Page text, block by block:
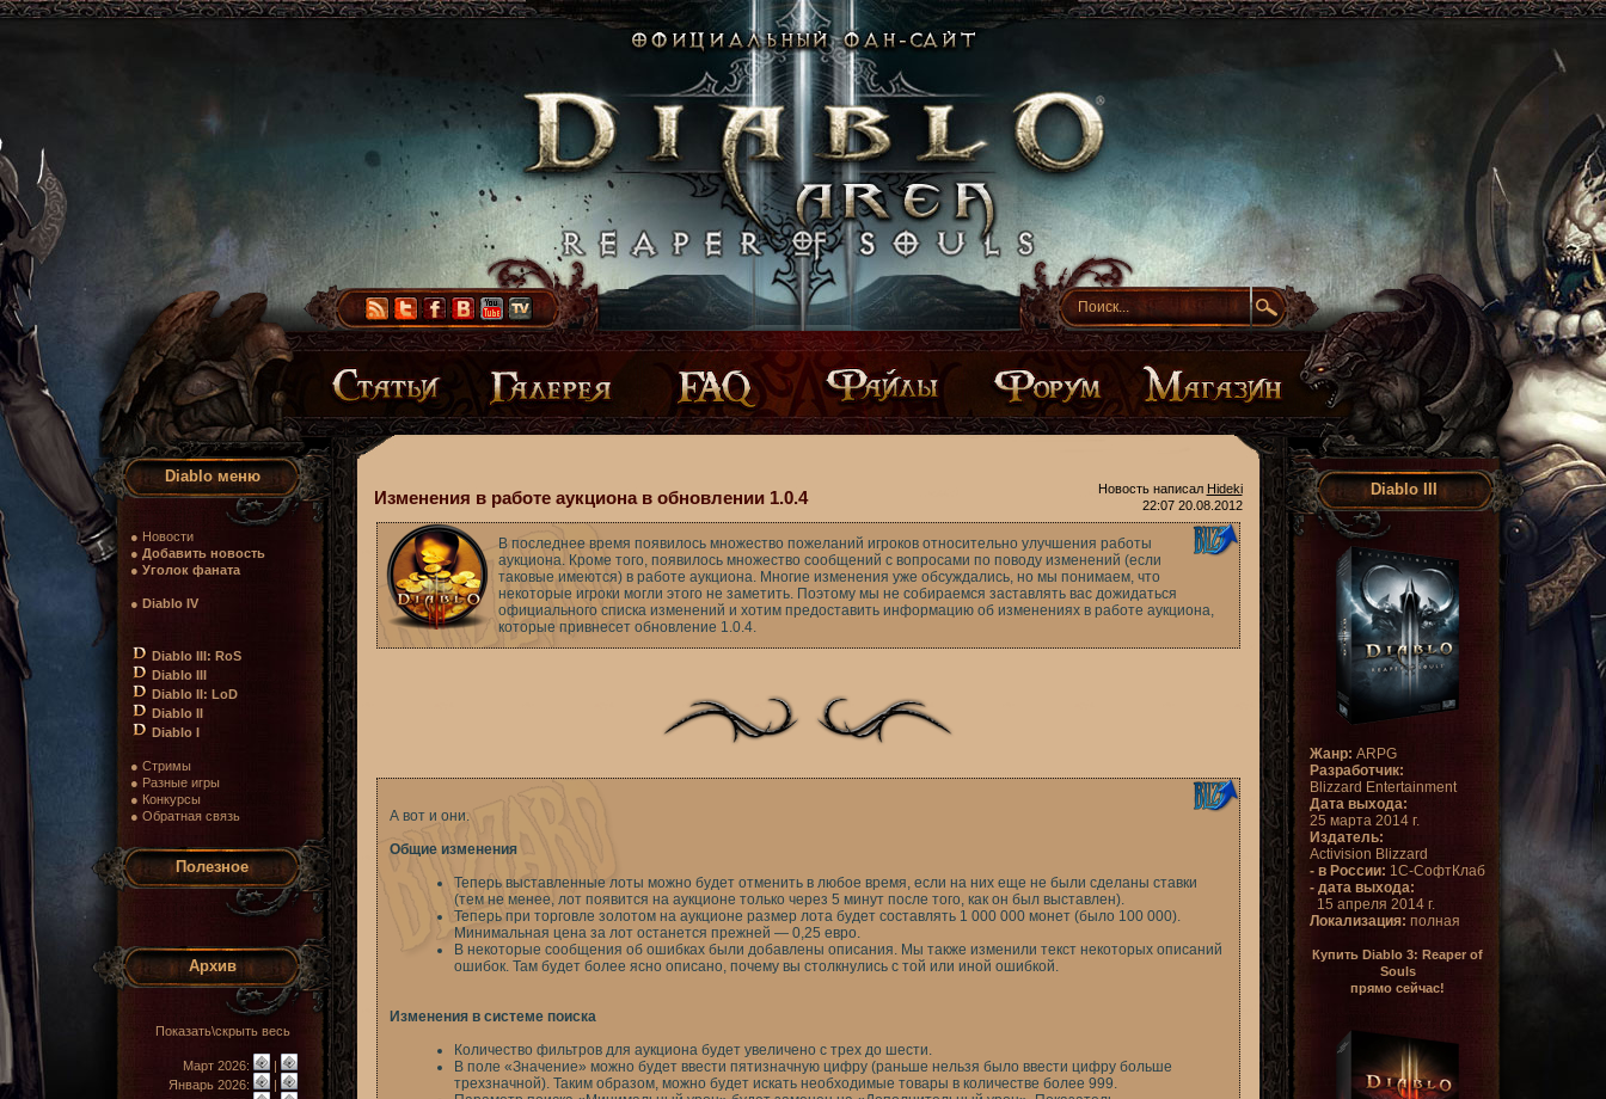
Diablo меню
● Новости
● Добавить новость
● Уголок фаната
● Diablo IV
Diablo III: RoS
Diablo III
Diablo II: LoD
Diablo II
Diablo I
● Стримы
● Разные игры
● Конкурсы
● Обратная связь
Полезное
Архив
Показать\скрыть весь
Март 2026:
|
Январь 2026:
|
Изменения в работе аукциона в обновлении 1.0.4 Новость написал Hideki
22:07 20.08.2012
В последнее время появилось множество пожеланий игроков относительно улучшения работы
аукциона. Кроме того, появилось множество сообщений с вопросами по поводу изменений (если
таковые имеются) в работе аукциона. Многие изменения уже обсуждались, но мы понимаем, что
некоторые игроки могли этого не заметить. Поэтому мы не собираемся заставлять вас дожидаться
официального списка изменений и хотим предоставить информацию об изменениях в работе аукциона,
которые привнесет обновление 1.0.4.
А вот и они.
Общие изменения
Теперь выставленные лоты можно будет отменить в любое время, если на них еще не были сделаны ставки
(тем не менее, лот появится на аукционе только через 5 минут после того, как он был выставлен).
Теперь при торговле золотом на аукционе размер лота будет составлять 1 000 000 монет (было 100 000).
Минимальная цена за лот останется прежней — 0,25 евро.
В некоторые сообщения об ошибках были добавлены описания. Мы также изменили текст некоторых описаний
ошибок. Там будет более ясно описано, почему вы столкнулись с той или иной ошибкой.
Изменения в системе поиска
Количество фильтров для аукциона будет увеличено с трех до шести.
В поле «Значение» можно будет ввести пятизначную цифру (раньше нельзя было ввести цифру больше
трехзначной). Таким образом, можно будет искать необходимые товары в количестве более 999.
Diablo III
Жанр: ARPG
Разработчик:
Blizzard Entertainment
Дата выхода:
25 марта 2014 г.
Издатель:
Activision Blizzard
- в России: 1С-СофтКлаб
- дата выхода:
15 апреля 2014 г.
Локализация: полная
Купить Diablo 3: Reaper of
Souls
прямо сейчас!